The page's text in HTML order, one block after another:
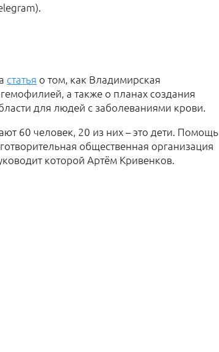
статья о том, как Владимирская
а также о планах создания
для людей с заболеваниями крови.
60 человек, 20 из них – это дети. Помощь
общественная организация
которой Артём Кривенков.